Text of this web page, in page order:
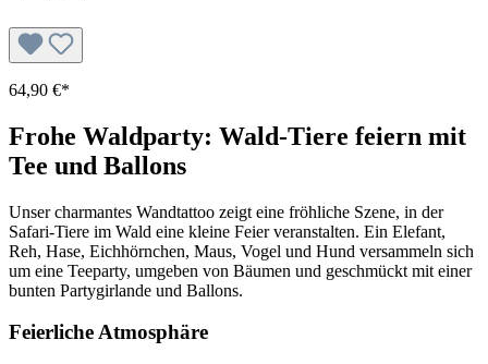
64,90 €*
Frohe Waldparty: Wald-Tiere feiern mit
Tee und Ballons
Unser charmantes Wandtattoo zeigt eine fröhliche Szene, in der
Safari-Tiere im Wald eine kleine Feier veranstalten. Ein Elefant,
Reh, Hase, Eichhörnchen, Maus, Vogel und Hund versammeln sich
um eine Teeparty, umgeben von Bäumen und geschmückt mit einer
bunten Partygirlande und Ballons.
Feierliche Atmosphäre